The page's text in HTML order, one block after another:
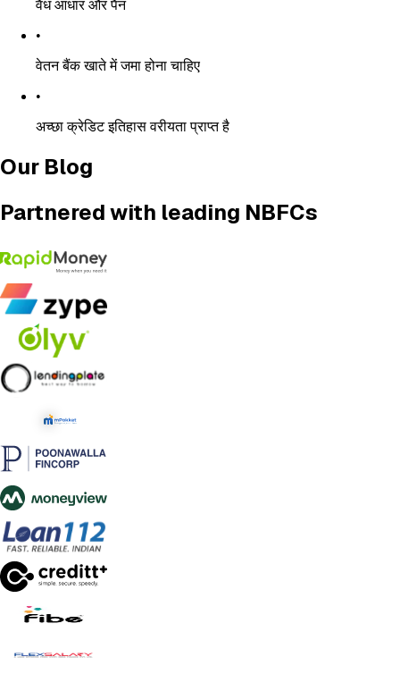
वैध आधार और पैन
•
वेतन बैंक खाते में जमा होना चाहिए
•
अच्छा क्रेडिट इतिहास वरीयता प्राप्त है
Our Blog
Partnered with leading NBFCs